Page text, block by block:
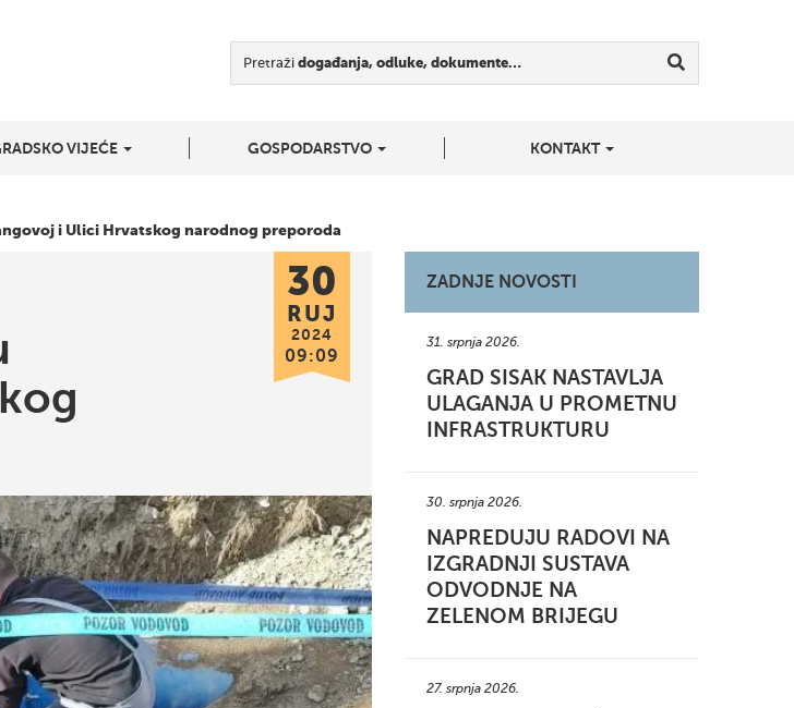
Pretraži događanja, odluke, dokumente…
VIJEĆE GOSPODARSTVO KONTAKT
i Ulici Hrvatskog narodnog preporoda
30
RUJ
2024
09:09
ZADNJE NOVOSTI
31. srpnja 2026.
GRAD SISAK NASTAVLJA
ULAGANJA U PROMETNU
INFRASTRUKTURU
30. srpnja 2026.
NAPREDUJU RADOVI NA
IZGRADNJI SUSTAVA
ODVODNJE NA
ZELENOM BRIJEGU
27. srpnja 2026.